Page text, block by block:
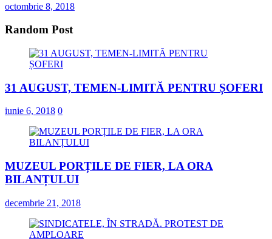
octombrie 8, 2018
Random Post
31 AUGUST, TEMEN-LIMITĂ PENTRU ȘOFERI
iunie 6, 2018 0
MUZEUL PORȚILE DE FIER, LA ORA
BILANȚULUI
decembrie 21, 2018